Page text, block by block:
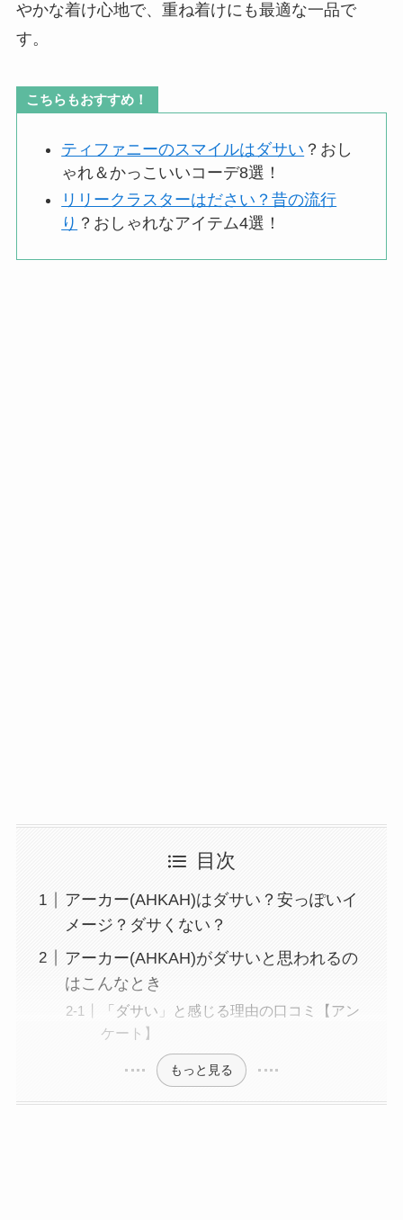
やかな着け心地で、重ね着けにも最適な一品で
す。
こちらもおすすめ！
ティファニーのスマイルはダサい ？おし
ゃれ＆かっこいいコーデ8選！
リリークラスターはださい？昔の流行
り ？おしゃれなアイテム4選！
目次
アーカー(AHKAH)はダサい？安っぽいイ
メージ？ダサくない？
アーカー(AHKAH)がダサいと思われるの
はこんなとき
「ダサい」と感じる理由の口コミ【アン
ケート】
もっと見る